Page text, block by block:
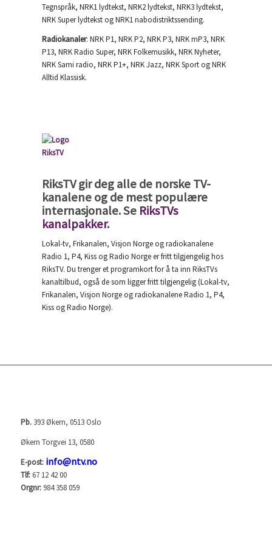
Tegnspråk, NRK1 lydtekst, NRK2 lydtekst, NRK3 lydtekst,
NRK Super lydtekst og NRK1 nabodistriktssending.
Radiokanaler: NRK P1, NRK P2, NRK P3, NRK mP3, NRK
P13, NRK Radio Super, NRK Folkemusikk, NRK Nyheter,
NRK Sami radio, NRK P1+, NRK Jazz, NRK Sport og NRK
Alltid Klassisk.
RiksTV gir deg alle de norske TV-
kanalene og de mest populære
internasjonale. SeRiksTVs
kanalpakker.
Lokal-tv, Frikanalen, Visjon Norge og radiokanalene
Radio 1, P4, Kiss og Radio Norge er fritt tilgjengelig hos
RiksTV. Du trenger et programkort for å ta inn RiksTVs
kanaltilbud, også de som ligger fritt tilgjengelig (Lokal-tv,
Frikanalen, Visjon Norge og radiokanalene Radio 1, P4,
Kiss og Radio Norge).
Pb. 393 Økern, 0513 Oslo
Økern Torgvei 13, 0580
E-post: info@ntv.no
Tlf:67 12 42 00
Orgnr:984 358 059